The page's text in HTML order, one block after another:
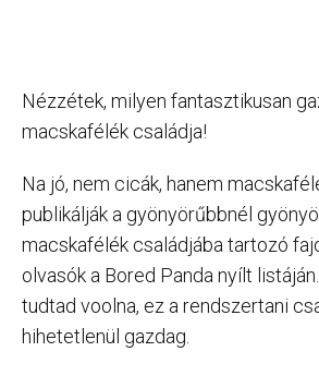
Nézzétek, milyen fantasztikusan
macskafélék családja!
Na jó, nem cicák, hanem
publikálják a gyönyörűbbnél
macskafélék családjába tartozó
olvasók a Bored Panda nyílt
tudtad voolna, ez a rendszertani
hihetetlenül gazdag.